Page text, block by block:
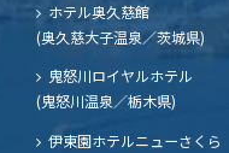
ホテル奥久慈館
(奥久慈大子温泉／茨城県)
鬼怒川ロイヤルホテル
(鬼怒川温泉／栃木県)
伊東園ホテルニューさくら